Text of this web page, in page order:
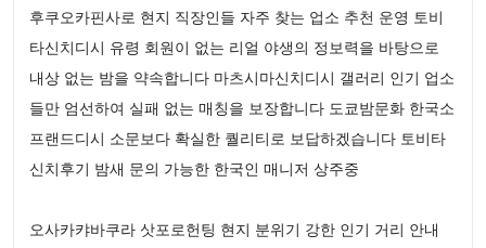
후쿠오카핀사로 현지 직장인들 자주 찾는 업소 추천 운영 토비
타신치디시 유령 회원이 없는 리얼 야생의 정보력을 바탕으로
내상 없는 밤을 약속합니다 마츠시마신치디시 갤러리 인기 업소
들만 엄선하여 실패 없는 매칭을 보장합니다 도쿄밤문화 한국소
프랜드디시 소문보다 확실한 퀄리티로 보답하겠습니다 토비타
신치후기 밤새 문의 가능한 한국인 매니저 상주중
오사카캬바쿠라 삿포로헌팅 현지 분위기 강한 인기 거리 안내